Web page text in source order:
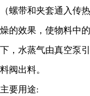
（螺带和夹套通入传
燥的效果，使物料中
下，水蒸气由真空泵
料阀出料。
主要用途: